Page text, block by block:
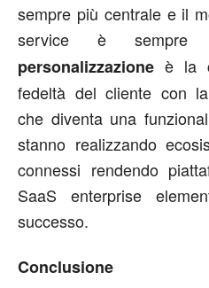
sempre più centrale e il
service è
personalizzazione è la
fedeltà del cliente con
che diventa una
stanno realizzando
connessi rendendo
SaaS enterprise
successo.
Conclusione